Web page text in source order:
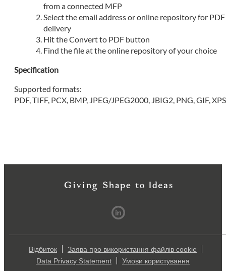
from a connected MFP
Select the email address or online repository for PDF
delivery
Hit the Convert to PDF button
Find the file at the online repository of your choice
Specification
Supported formats:
PDF, TIFF, PCX, BMP, JPEG/JPEG2000, JBIG2, PNG, GIF, XPS
Відбиток
Заява про використання файлів cookie
Data Privacy Statement
Умови користування